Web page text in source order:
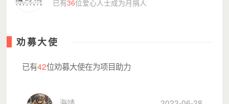
学）捐建13幢教学楼/宿舍楼、13个操场及体育设施、3个卫
受益。
已有36位爱心人士成为月捐人
劝募大使
已有42位劝募大使在为项目助力